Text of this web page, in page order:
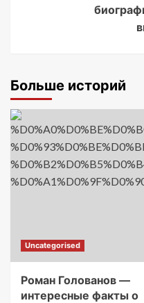
Больше историй
Uncategorised
Роман Голованов —
интересные факты о